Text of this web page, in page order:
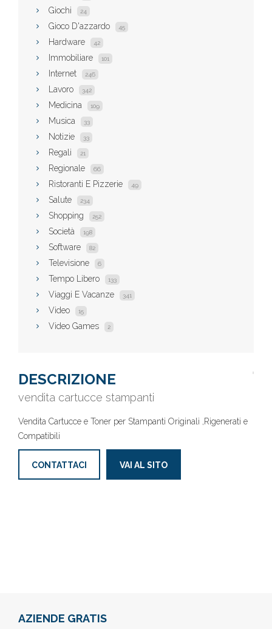
Giochi 24
Gioco D'azzardo 45
Hardware 42
Immobiliare 101
Internet 246
Lavoro 342
Medicina 109
Musica 33
Notizie 33
Regali 21
Regionale 66
Ristoranti E Pizzerie 49
Salute 234
Shopping 252
Società 198
Software 82
Televisione 6
Tempo Libero 133
Viaggi E Vacanze 341
Video 15
Video Games 2
DESCRIZIONE
vendita cartucce stampanti
Vendita Cartucce e Toner per Stampanti Originali ,Rigenerati e
Compatibili
CONTATTACI VAI AL SITO
AZIENDE GRATIS